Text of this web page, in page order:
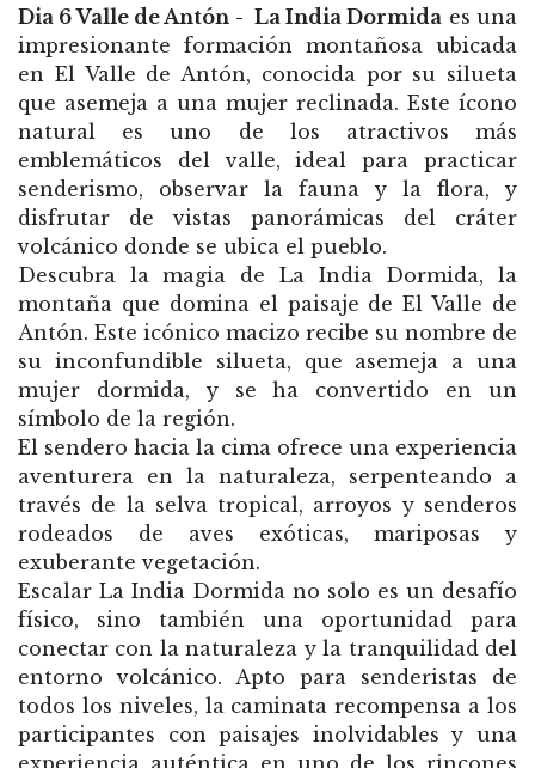
Dia 6 Valle de Antón - La India Dormida es una
impresionante formación montañosa ubicada
en El Valle de Antón, conocida por su silueta
que asemeja a una mujer reclinada. Este ícono
natural es uno de los atractivos más
emblemáticos del valle, ideal para practicar
senderismo, observar la fauna y la flora, y
disfrutar de vistas panorámicas del cráter
volcánico donde se ubica el pueblo.
Descubra la magia de La India Dormida, la
montaña que domina el paisaje de El Valle de
Antón. Este icónico macizo recibe su nombre de
su inconfundible silueta, que asemeja a una
mujer dormida, y se ha convertido en un
símbolo de la región.
El sendero hacia la cima ofrece una experiencia
aventurera en la naturaleza, serpenteando a
través de la selva tropical, arroyos y senderos
rodeados de aves exóticas, mariposas y
exuberante vegetación.
Escalar La India Dormida no solo es un desafío
físico, sino también una oportunidad para
conectar con la naturaleza y la tranquilidad del
entorno volcánico. Apto para senderistas de
todos los niveles, la caminata recompensa a los
participantes con paisajes inolvidables y una